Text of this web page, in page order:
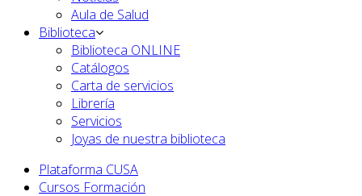
Aula de Salud
Biblioteca
Biblioteca ONLINE
Catálogos
Carta de servicios
Librería
Servicios
Joyas de nuestra biblioteca
Plataforma CUSA
Cursos Formación